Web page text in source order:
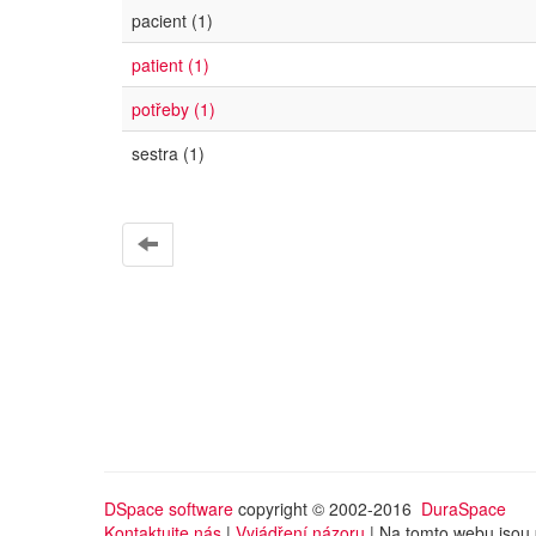
pacient (1)
patient (1)
potřeby (1)
sestra (1)
DSpace software copyright © 2002-2016 DuraSpace